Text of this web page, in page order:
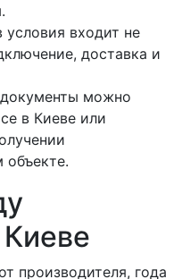
условия входит не
доставка и
документы можно
в Киеве или
объекте.
Киеве
производителя, года